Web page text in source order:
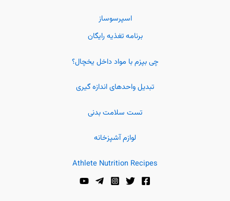
اسپرسوساز
برنامه تغذیه رایگان
چی بپزم با مواد داخل یخچال؟
تبدیل واحدهای اندازه گیری
تست سلامت بدنی
لوازم آشپزخانه
Athlete Nutrition Recipes